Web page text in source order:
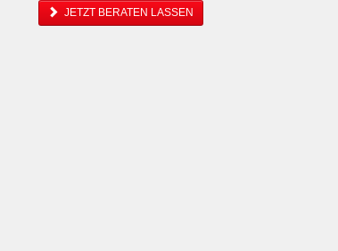
JETZT BERATEN LASSEN